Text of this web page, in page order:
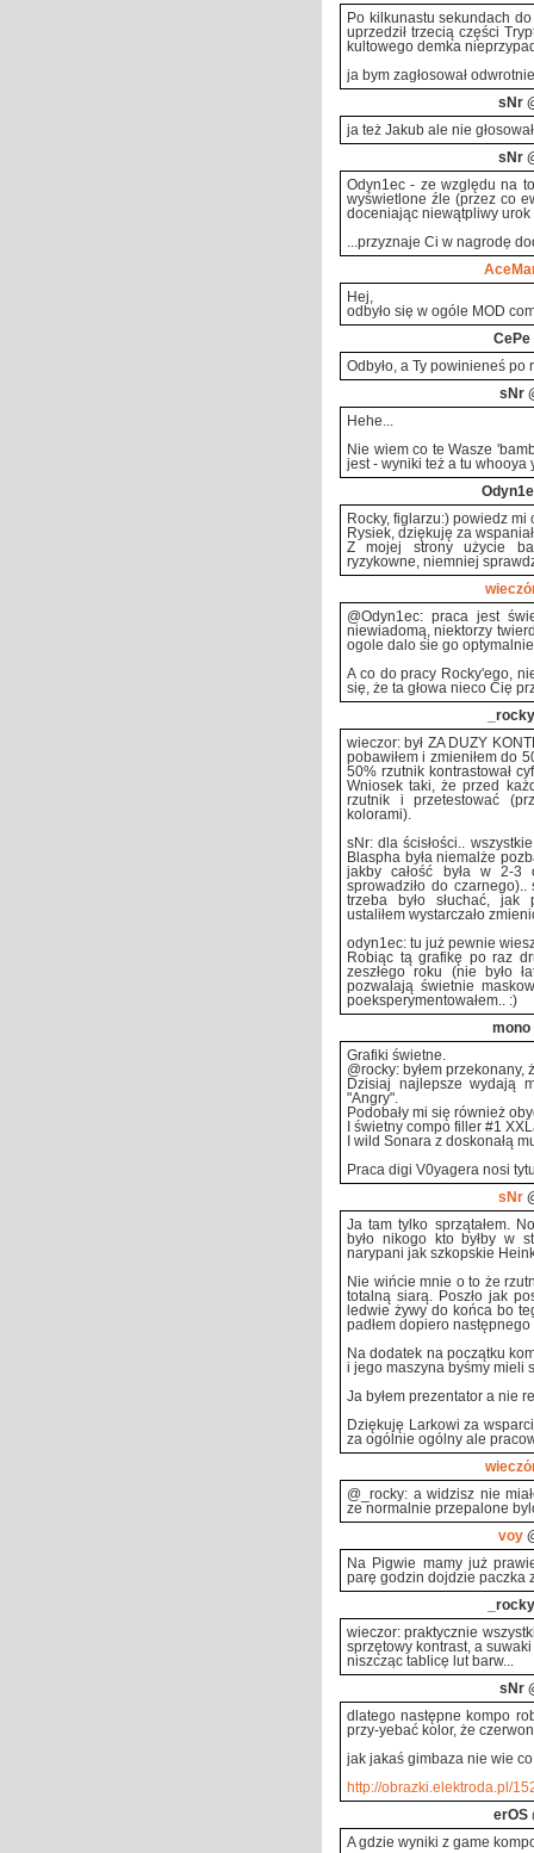
Po kilkunastu sekundach
uprzedził trzecią części
kultowego demka
ja bym zagłosował
sNr
ja też Jakub ale nie
sNr
Odyn1ec - ze względu na
wyświetlone źle (przez co
doceniając niewątpliwy urok
...przyznaje Ci w nagrodę
Hej,
odbyło się w ogóle MOD
CePe
Odbyło, a Ty powinieneś
sNr
Hehe...
Nie wiem co te Wasze
jest - wyniki też a tu whooya
Rocky, figlarzu:) powiedz
Rysiek, dziękuję za
Z mojej strony użycie
ryzykowne, niemniej
@Odyn1ec: praca jest
niewiadomą, niektorzy
ogole dalo sie go
A co do pracy Rocky'ego,
się, że ta głowa nieco Cię
_rocky
wieczor: był ZA DUŻY
pobawiłem i zmieniłem do
50% rzutnik kontrastował
Wniosek taki, że przed
rzutnik i przetestować
kolorami).
sNr: dla ścisłości..
Blaspha była niemalże
jakby całość była w 2-3
sprowadziło do czarnego)..
trzeba było słuchać, jak
ustaliłem wystarczało
odyn1ec: tu już pewnie
Robiąc tą grafikę po raz
zeszłego roku (nie było
pozwalają świetnie
poeksperymentowałem.. :)
mono
Grafiki świetne.
@rocky: byłem przekonany,
Dzisiaj najlepsze wydają
"Angry".
Podobały mi się również
I świetny compo filler #1
I wild Sonara z doskonałą
Praca digi V0yagera nosi
sNr
Ja tam tylko sprzątałem.
było nikogo kto byłby w
narypani jak szkopskie
Nie wińcie mnie o to że
totalną siarą. Poszło jak
ledwie żywy do końca bo
padłem dopiero
Na dodatek na początku
i jego maszyna byśmy mieli
Ja byłem prezentator a nie
Dziękuję Larkowi za
za ogólnie ogólny ale
@_rocky: a widzisz nie
ze normalnie przepalone
voy
Na Pigwie mamy już
parę godzin dojdzie paczka
_rocky
wieczor: praktycznie
sprzętowy kontrast, a
niszcząc tablicę lut barw...
sNr
dlatego następne kompo
przy-yebać kolor, że
jak jakaś gimbaza nie wie
http://obrazki.elektroda.pl/
erOS
A gdzie wyniki z game